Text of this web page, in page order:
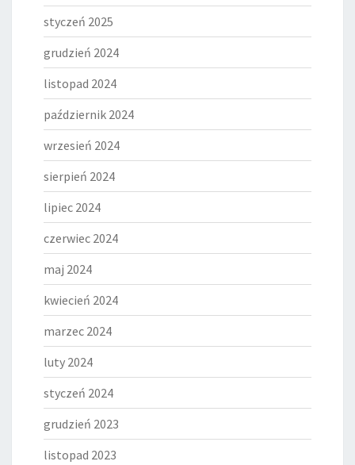
styczeń 2025
grudzień 2024
listopad 2024
październik 2024
wrzesień 2024
sierpień 2024
lipiec 2024
czerwiec 2024
maj 2024
kwiecień 2024
marzec 2024
luty 2024
styczeń 2024
grudzień 2023
listopad 2023